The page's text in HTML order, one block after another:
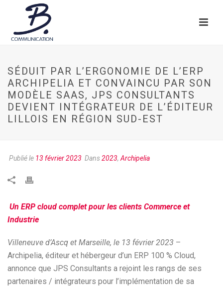
SÉDUIT PAR L’ERGONOMIE DE L’ERP
ARCHIPELIA ET CONVAINCU PAR SON
MODÈLE SAAS, JPS CONSULTANTS
DEVIENT INTÉGRATEUR DE L’ÉDITEUR
LILLOIS EN RÉGION SUD-EST
Publié le 13 février 2023 Dans2023, Archipelia
Un ERP cloud complet pour les clients Commerce et
Industrie
Villeneuve d’Ascq et Marseille, le 13 février 2023 –
Archipelia, éditeur et hébergeur d’un ERP 100 % Cloud,
annonce que JPS Consultants a rejoint les rangs de ses
partenaires / intégrateurs pour l’implémentation de sa